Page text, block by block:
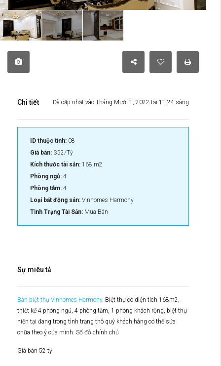
Chi tiết Đã cập nhật vào Tháng Mười 1, 2022 tại 11:24 sáng
ID thuộc tính: 08
Giá bán: $52/Tỷ
Kích thước tài sản: 168 m2
Phòng ngủ: 4
Phòng tắm: 4
Loại bất động sản: Vinhomes Harmony
Tình Trạng Tài Sản: Mua Bán
Sự miêu tả
Bán biệt thự Vinhomes Harmony. Biệt thự có diện tích 168m2,
thiết kế 4 phòng ngủ, 4 phòng tắm, 1 phòng khách rộng, biệt thự
hiện tại đang trong tình trạng thô quý khách hàng có thể sửa
chữa theo ý của mình. Sổ đỏ chính chủ
Giá bán 52 tỷ